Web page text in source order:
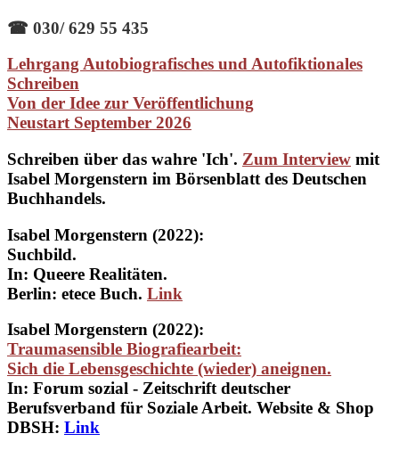
☎ 030/ 629 55 435
Lehrgang Autobiografisches und Autofiktionales
Schreiben
Von der Idee zur Veröffentlichung
Neustart September 2026
Schreiben über das wahre 'Ich'. Zum Interview mit
Isabel Morgenstern im Börsenblatt des Deutschen
Buchhandels.
Isabel Morgenstern (2022):
Suchbild.
In: Queere Realitäten.
Berlin: etece Buch. Link
Isabel Morgenstern (2022):
Traumasensible Biografiearbeit:
Sich die Lebensgeschichte (wieder) aneignen.
In: Forum sozial - Zeitschrift deutscher
Berufsverband für Soziale Arbeit. Website & Shop
DBSH: Link